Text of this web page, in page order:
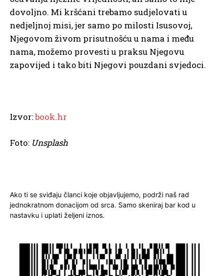
dovoljno. Mi kršćani trebamo sudjelovati u
nedjeljnoj misi, jer samo po milosti Isusovoj,
Njegovom živom prisutnošću u nama i među
nama, možemo provesti u praksu Njegovu
zapovijed i tako biti Njegovi pouzdani svjedoci.
Izvor:book.hr
Foto: Unsplash
Ako ti se sviđaju članci koje objavljujemo, podrži naš rad
jednokratnom donacijom od srca. Samo skeniraj bar kod u
nastavku i uplati željeni iznos.